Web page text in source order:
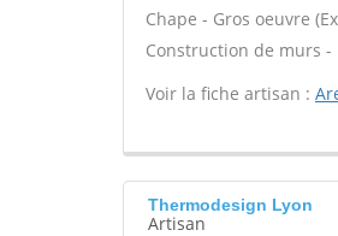
Chape - Gros oeuvre
Construction de murs -
Voir la fiche artisan :
Thermodesign Lyon
Artisan